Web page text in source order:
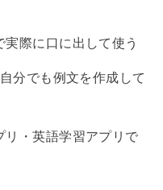
実際に口に出して使う
分でも例文を作成して
リ・英語学習アプリで